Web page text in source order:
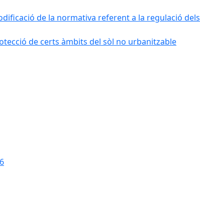
de la normativa referent a la regulació dels
de certs àmbits del sòl no urbanitzable